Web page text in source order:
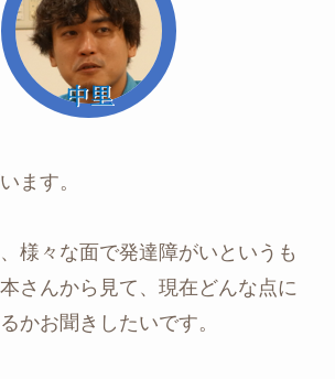
ます。
様々な面で発達障がいというも
さんから見て、現在どんな点に
かお聞きしたいです。